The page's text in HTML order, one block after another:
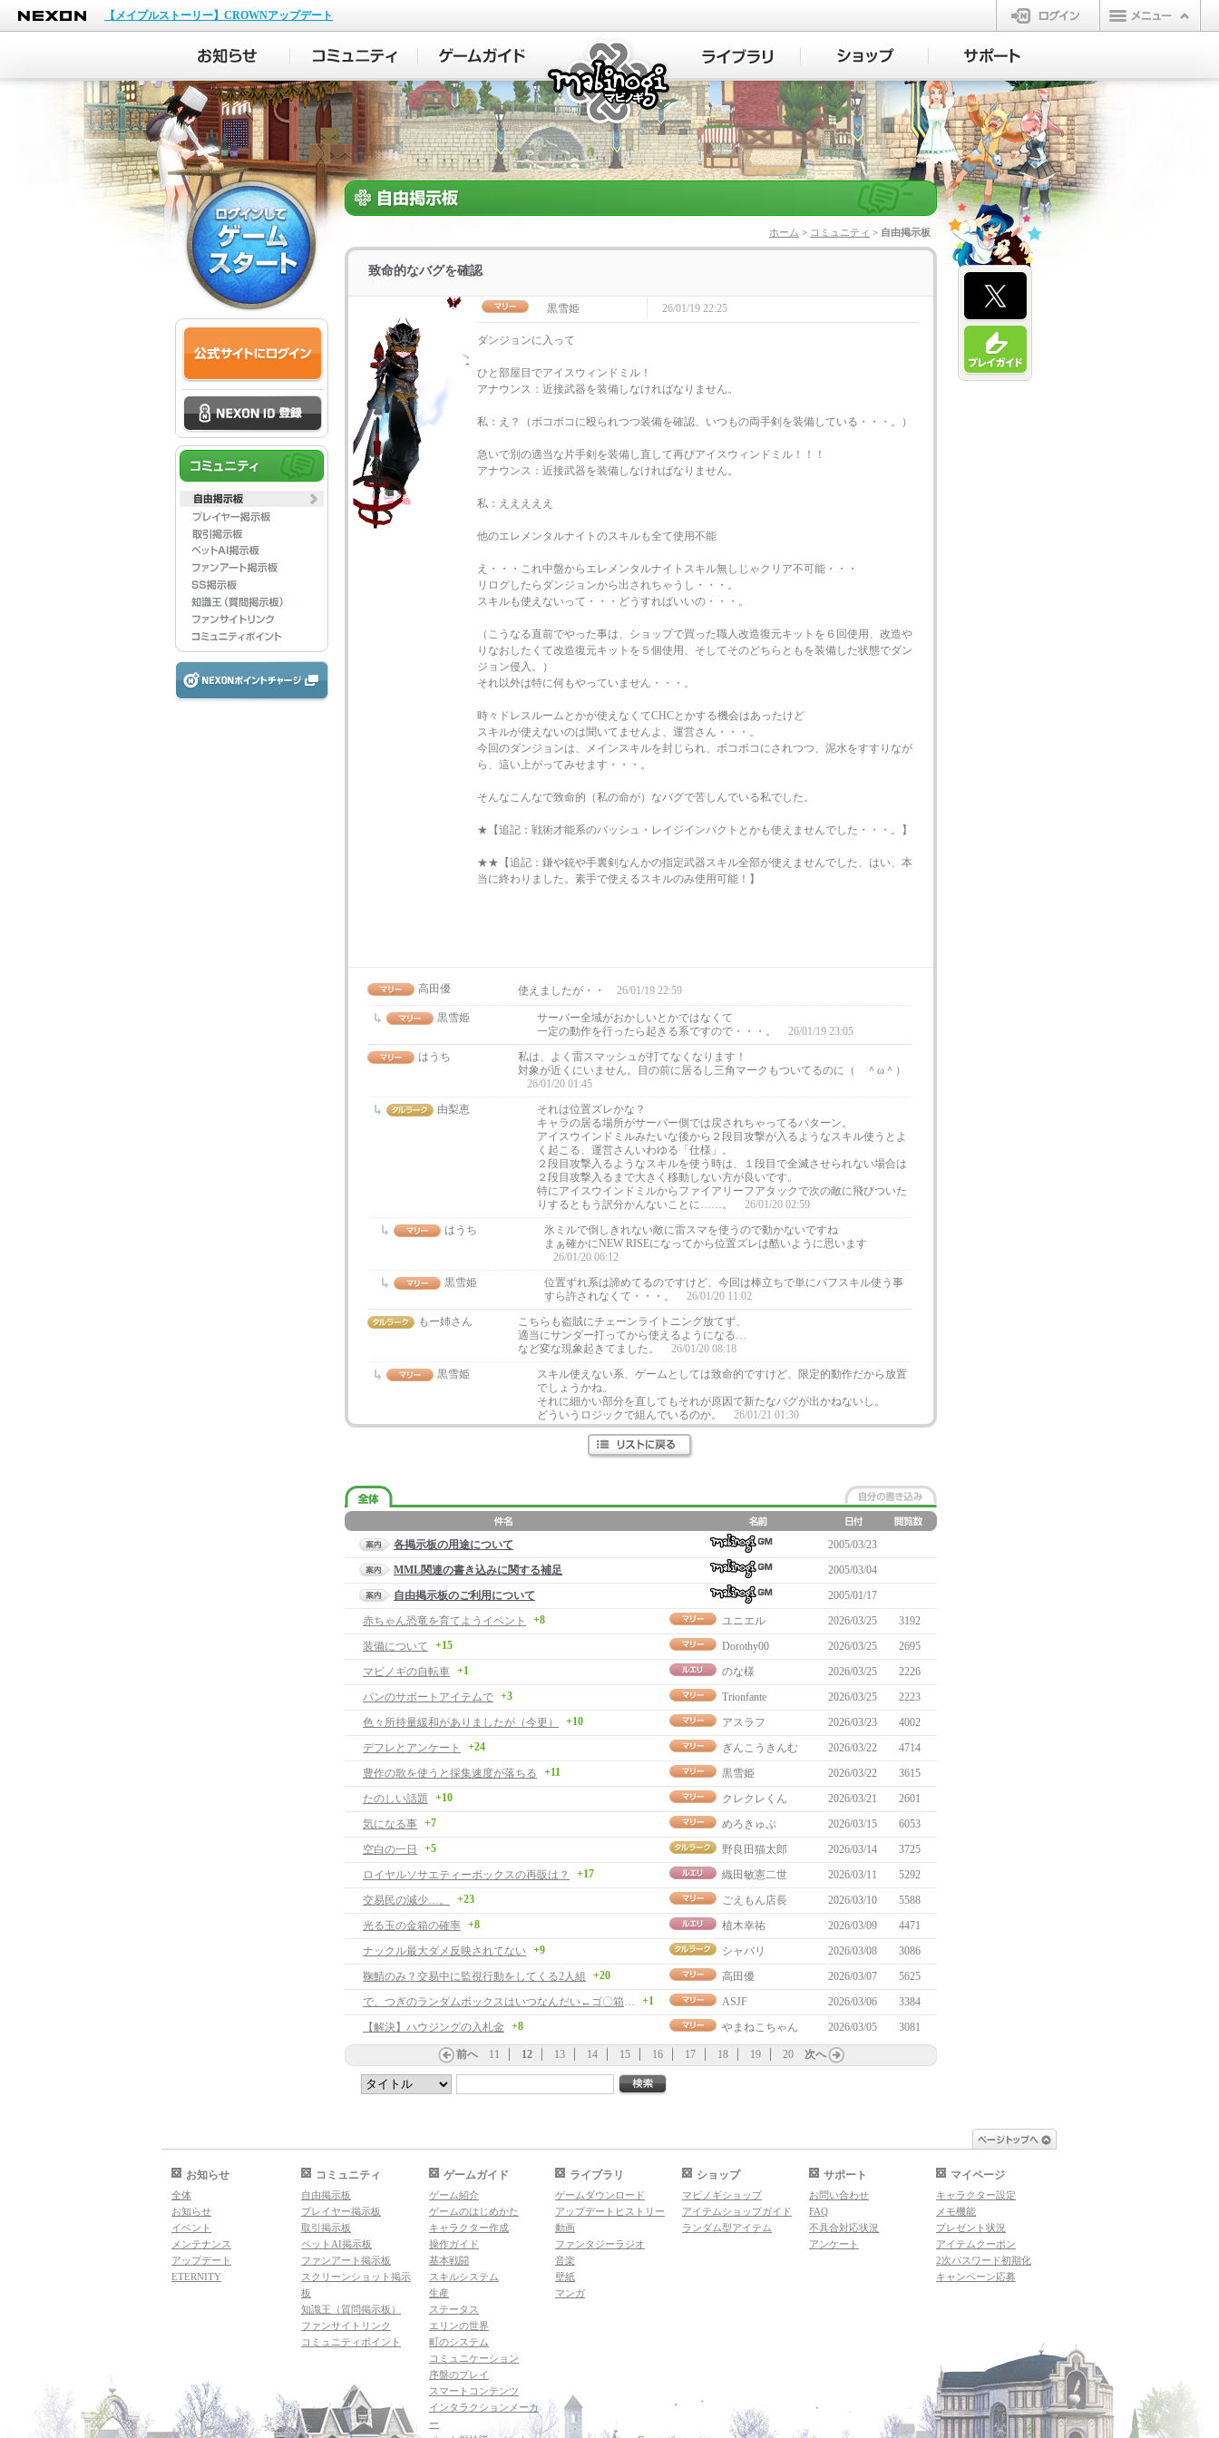
NEXON
【メイプルストーリー】CROWNアップデート
ログイン
マビノギ
ホーム > コミュニティ > 自由掲示板
致命的なバグを確認
黒雪姫 26/01/19 22:25
ダンジョンに入って
ひと部屋目でアイスウィンドミル！
アナウンス：近接武器を装備しなければなりません。
私：え？（ボコボコに殴られつつ装備を確認、いつもの両手剣を装備している・・・。）
急いで別の適当な片手剣を装備し直して再びアイスウィンドミル！！！
アナウンス：近接武器を装備しなければなりません。
私：えええええ
他のエレメンタルナイトのスキルも全て使用不能
え・・・これ中盤からエレメンタルナイトスキル無しじゃクリア不可能・・・
リログしたらダンジョンから出されちゃうし・・・。
スキルも使えないって・・・どうすればいいの・・・。
（こうなる直前でやった事は、ショップで買った職人改造復元キットを６回使用、改造や
りなおしたくて改造復元キットを５個使用、そしてそのどちらともを装備した状態でダン
ジョン侵入。）
それ以外は特に何もやっていません・・・。
時々ドレスルームとかが使えなくてCHCとかする機会はあったけど
スキルが使えないのは聞いてませんよ、運営さん・・・。
今回のダンジョンは、メインスキルを封じられ、ボコボコにされつつ、泥水をすすりなが
ら、這い上がってみせます・・・。
そんなこんなで致命的（私の命が）なバグで苦しんでいる私でした。
★【追記：戦術才能系のバッシュ・レイジインパクトとかも使えませんでした・・・。】
★★【追記：鎌や銃や手裏剣なんかの指定武器スキル全部が使えませんでした、はい、本
当に終わりました。素手で使えるスキルのみ使用可能！】
高田優 使えましたが・・ 26/01/19 22:59
黒雪姫
サーバー全域がおかしいとかではなくて
一定の動作を行ったら起きる系ですので・・・。
26/01/19 23:05
はうち
私は、よく雷スマッシュが打てなくなります！
対象が近くにいません。目の前に居るし三角マークもついてるのに（ ＾ω＾）
26/01/20 01:45
由梨恵
それは位置ズレかな？
キャラの居る場所がサーバー側では戻されちゃってるパターン。
アイスウインドミルみたいな後から２段目攻撃が入るようなスキル使うとよ
く起こる、運営さんいわゆる「仕様」。
２段目攻撃入るようなスキルを使う時は、１段目で全滅させられない場合は
２段目攻撃入るまで大きく移動しない方が良いです。
特にアイスウインドミルからファイアリーフアタックで次の敵に飛びついた
りするともう訳分かんないことに……。
26/01/20 02:59
はうち
氷ミルで倒しきれない敵に雷スマを使うので動かないですね
まぁ確かにNEW RISEになってから位置ズレは酷いように思います
26/01/20 06:12
黒雪姫
位置ずれ系は諦めてるのですけど、今回は棒立ちで単にバフスキル使う事
すら許されなくて・・・。
26/01/20 11:02
もー姉さん
こちらも盗賊にチェーンライトニング放てず、
適当にサンダー打ってから使えるようになる…
など変な現象起きてました。
26/01/20 08:18
黒雪姫
スキル使えない系、ゲームとしては致命的ですけど、限定的動作だから放置
でしょうかね。
それに細かい部分を直してもそれが原因で新たなバグが出かねないし。
どういうロジックで組んでいるのか。
26/01/21 01:30
各掲示板の用途について
2005/03/23
MML関連の書き込みに関する補足
2005/03/04
自由掲示板のご利用について
2005/01/17
赤ちゃん恐竜を育てようイベント
+8 ユニエル 2026/03/25
3192
装備について
+15 Dorothy00 2026/03/25
2695
マビノギの自転車 +1 のな様 2026/03/25
2226
パンのサポートアイテムで +3 Trionfante 2026/03/25
2223
色々所持量緩和がありましたが（今更）
+10 アスラフ 2026/03/23
4002
デフレとアンケート
+24 ぎんこうきんむ 2026/03/22
4714
豊作の歌を使うと採集速度が落ちる
+11 黒雪姫 2026/03/22
3615
たのしい話題
+10 クレクレくん 2026/03/21
2601
気になる事 +7 めろきゅぷ 2026/03/15
6053
空白の一日
+5 野良田猫太郎 2026/03/14
3725
ロイヤルソサエティーボックスの再販は？
+17 織田敏憲二世 2026/03/11
5292
交易民の減少…。
+23 ごえもん店長 2026/03/10
5588
光る玉の金箱の確率 +8 植木幸祐 2026/03/09
4471
ナックル最大ダメ反映されてない +9 シャバリ 2026/03/08
3086
鞠鯖のみ？交易中に監視行動をしてくる2人組
+20 高田優 2026/03/07
5625
で、つぎのランダムボックスはいつなんだい←ゴ〇箱でしたっと。
+1 ASJF 2026/03/06
3384
【解決】ハウジングの入札金
+8 やまねこちゃん 2026/03/05 3081
前へ 11 12 13 14 15 16 17 18 19 20 次へ
お知らせ
全体
お知らせ
イベント
メンテナンス
アップデート
ETERNITY
コミュニティ
自由掲示板
プレイヤー掲示板
取引掲示板
ペットAI掲示板
ファンアート掲示板
スクリーンショット掲示
板
知識王（質問掲示板）
ファンサイトリンク
コミュニティポイント
ゲームガイド
ゲーム紹介
ゲームのはじめかた
キャラクター作成
操作ガイド
基本戦闘
スキルシステム
生産
ステータス
エリンの世界
町のシステム
コミュニケーション
序盤のプレイ
スマートコンテンツ
インタラクションメーカ
ー
ライブラリ
ゲームダウンロード
アップデートヒストリー
動画
ファンタジーラジオ
音楽
壁紙
マンガ
ショップ
マビノギショップ
アイテムショップガイド
ランダム型アイテム
サポート
お問い合わせ
FAQ
不具合対応状況
アンケート
マイページ
キャラクター設定
メモ機能
プレゼント状況
アイテムクーポン
2次パスワード初期化
キャンペーン応募